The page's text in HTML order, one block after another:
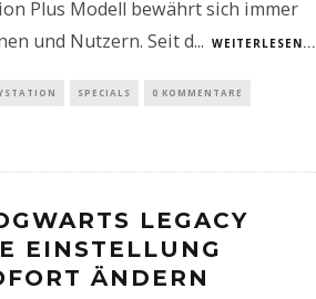
Plus Modell bewährt sich immer
und Nutzern. Seit d... WEITERLESEN...
SPECIALS 0 KOMMENTARE
LEGACY
EINSTELLUNG
ÄNDERN